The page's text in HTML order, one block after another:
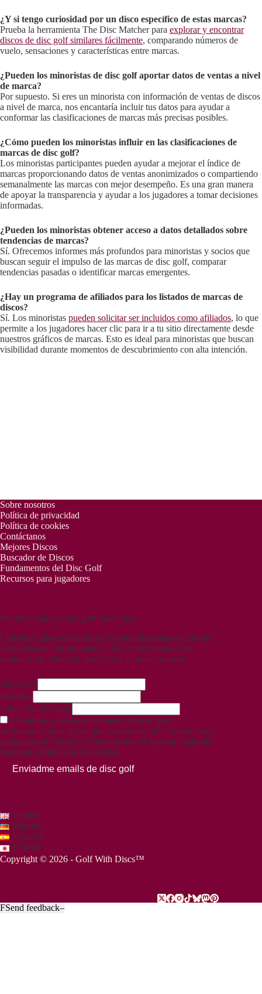
¿Y si tengo curiosidad por un disco específico de estas marcas?
Prueba la herramienta The Disc Matcher para explorar y encontrar
discos de disc golf similares fácilmente, comparando números de
vuelo, sensaciones y características entre marcas.
¿Pueden los minoristas de disc golf aportar datos de ventas a nivel
de marca?
Por supuesto. Si eres un minorista con información de ventas de discos
a nivel de marca, nos encantaría incluir tus datos para ayudar a
conformar las clasificaciones de marcas más precisas posibles.
¿Cómo pueden los minoristas influir en las clasificaciones de
marcas de disc golf?
Los minoristas participantes pueden ayudar a mejorar el índice de
marcas proporcionando datos de ventas anonimizados o compartiendo
semanalmente las marcas con mejor desempeño. Es una gran manera
de apoyar la transparencia y ayudar a los jugadores a tomar decisiones
informadas.
¿Pueden los minoristas obtener acceso a datos detallados sobre
tendencias de marcas?
Sí. Ofrecemos informes más profundos para minoristas y socios que
buscan seguir el impulso de las marcas de disc golf, comparar
tendencias pasadas o identificar marcas emergentes.
¿Hay un programa de afiliados para los listados de marcas de
discos?
Sí. Los minoristas pueden solicitar ser incluidos como afiliados, lo que
permite a los jugadores hacer clic para ir a tu sitio directamente desde
nuestros gráficos de marcas. Esto es ideal para minoristas que buscan
visibilidad durante momentos de descubrimiento con alta intención.
Sobre nosotros
Política de privacidad
Política de cookies
Contáctanos
Mejores Discos
Buscador de Discos
Fundamentos del Disc Golf
Recursos para jugadores
Recibe emails de disc golf más útiles
Consejos útiles sobre discos, recomendaciones de compra,
novedades de herramientas y, de vez en cuando, una
tendencia de DiscList que merece la pena conocer.
Sitio web
Nombre
Dirección de email
Enviadme consejos ocasionales de disc golf,
recomendaciones de compra, novedades de herramientas y
tendencias de DiscList. Puedo darme de baja en cualquier
momento. Política de privacidad
Enviadme emails de disc golf
English
Deutsch
Español
日本語
Copyright © 2026 - Golf With Discs™
FSend feedback–